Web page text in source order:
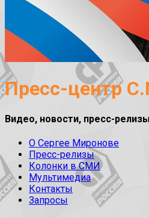
Пресс-центр
Видео, новости, пресс-
О Сергее Миронове
Пресс-релизы
Колонки в СМИ
Мультимедиа
Контакты
Запросы